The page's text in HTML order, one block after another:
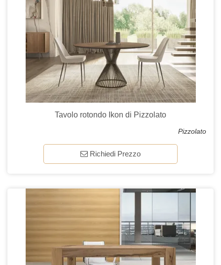
Tavolo rotondo Ikon di Pizzolato
Pizzolato
Richiedi Prezzo